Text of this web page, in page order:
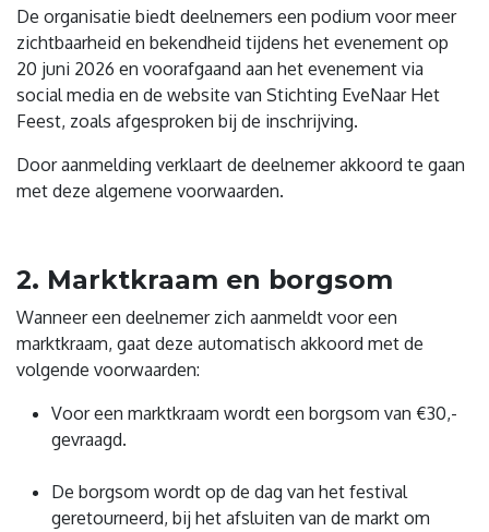
De organisatie biedt deelnemers een podium voor meer
zichtbaarheid en bekendheid tijdens het evenement op
20 juni 2026 en voorafgaand aan het evenement via
social media en de website van Stichting EveNaar Het
Feest, zoals afgesproken bij de inschrijving.
Door aanmelding verklaart de deelnemer akkoord te gaan
met deze algemene voorwaarden.
2. Marktkraam en borgsom
Wanneer een deelnemer zich aanmeldt voor een
marktkraam, gaat deze automatisch akkoord met de
volgende voorwaarden:
Voor een marktkraam wordt een borgsom van €30,-
gevraagd.
De borgsom wordt op de dag van het festival
geretourneerd, bij het afsluiten van de markt om